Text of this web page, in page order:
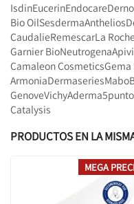
IsdinEucerinEndocare
Bio OilSesdermaAnthelios
CaudalieRemescarLa
Garnier BioNeutrogena
Camaleon CosmeticsGema
ArmoniaDermaseriesMabo
GenoveVichyAderma
Catalysis
PRODUCTOS EN LA
MEGA